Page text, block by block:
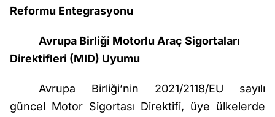
Reformu Entegrasyonu
Avrupa Birliği Motorlu Araç Sigortaları
Direktifleri (MID) Uyumu
Avrupa Birliği’nin 2021/2118/EU sayılı
güncel Motor Sigortası Direktifi, üye ülkelerde